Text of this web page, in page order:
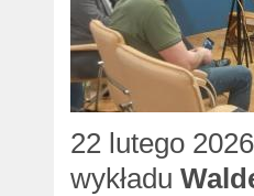
22 lutego
wykładu